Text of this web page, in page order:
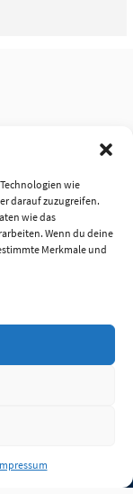
wie
darauf zuzugreifen.
wie das
Wenn du deine
Merkmale und